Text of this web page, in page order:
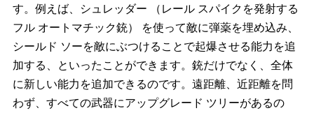
す。例えば、シュレッダー （レール スパイクを発射する
フル オートマチック銃） を使って敵に弾薬を埋め込み、
シールド ソーを敵にぶつけることで起爆させる能力を追
加する、といったことができます。銃だけでなく、全体
に新しい能力を追加できるのです。遠距離、近距離を問
わず、すべての武器にアップグレード ツリーがあるの